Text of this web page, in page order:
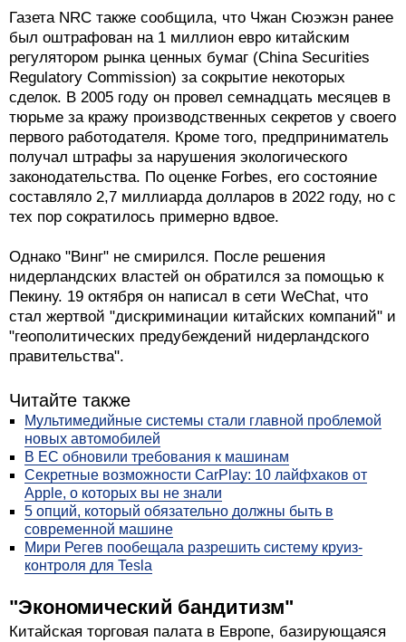
Газета NRC также сообщила, что Чжан Сюэжэн ранее
был оштрафован на 1 миллион евро китайским
регулятором рынка ценных бумаг (China Securities
Regulatory Commission) за сокрытие некоторых
сделок. В 2005 году он провел семнадцать месяцев в
тюрьме за кражу производственных секретов у своего
первого работодателя. Кроме того, предприниматель
получал штрафы за нарушения экологического
законодательства. По оценке Forbes, его состояние
составляло 2,7 миллиарда долларов в 2022 году, но с
тех пор сократилось примерно вдвое.
Однако "Винг" не смирился. После решения
нидерландских властей он обратился за помощью к
Пекину. 19 октября он написал в сети WeChat, что
стал жертвой "дискриминации китайских компаний" и
"геополитических предубеждений нидерландского
правительства".
Читайте также
Мультимедийные системы стали главной проблемой
новых автомобилей
В ЕС обновили требования к машинам
Секретные возможности CarPlay: 10 лайфхаков от
Apple, о которых вы не знали
5 опций, который обязательно должны быть в
современной машине
Мири Регев пообещала разрешить систему круиз-
контроля для Tesla
"Экономический бандитизм"
Китайская торговая палата в Европе, базирующаяся